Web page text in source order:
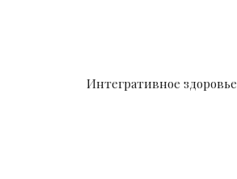
Интегративное здоровье